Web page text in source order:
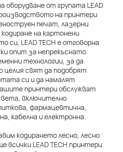
оборудване от групата LEAD
на принтери
печат, лазерни
на картонени
си, LEAD TECH е отговорна
опит за непрекъснато
технологии, за да
целия свят да подобрят
си и да намалят
принтери обслужват
включително
фармацевтична,
кабелна и електронна.
кодирането лесно, лесно
всички LEAD TECH принтери